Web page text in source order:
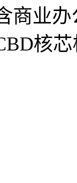
商业
核